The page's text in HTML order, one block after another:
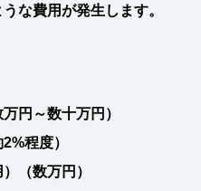
な費用が発生します。
円～数十万円）
程度）
（数万円）